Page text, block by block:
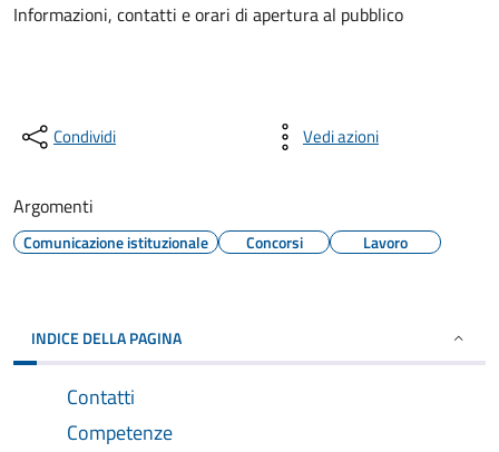
Informazioni, contatti e orari di apertura al pubblico
Condividi Vedi azioni
Argomenti
Comunicazione istituzionale Concorsi Lavoro
INDICE DELLA PAGINA
Contatti
Competenze